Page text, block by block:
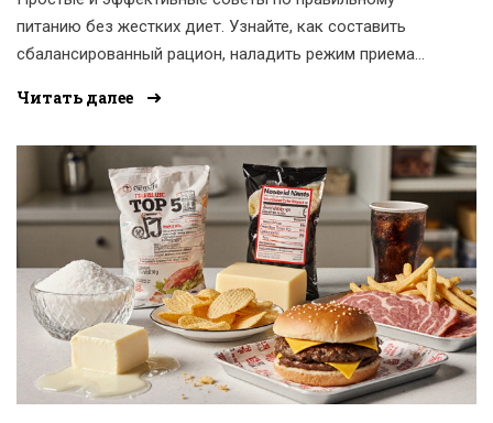
питанию без жестких диет. Узнайте, как составить
сбалансированный рацион, наладить режим приема
и энергии.
Читать далее